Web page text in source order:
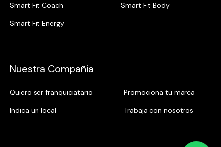
Smart Fit Coach
Smart Fit Body
Smart Fit Energy
Nuestra Compañia
Quiero ser franquiciatario
Promociona tu marca
Indica un local
Trabaja con nosotros